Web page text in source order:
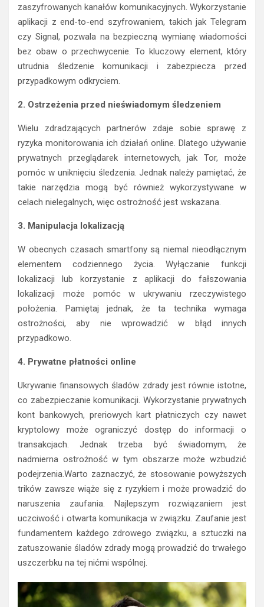
zaszyfrowanych kanałów komunikacyjnych. Wykorzystanie
aplikacji z end-to-end szyfrowaniem, takich jak Telegram
czy Signal, pozwala na bezpieczną wymianę wiadomości
bez obaw o przechwycenie. To kluczowy element, który
utrudnia śledzenie komunikacji i zabezpiecza przed
przypadkowym odkryciem.
2. Ostrzeżenia przed nieświadomym śledzeniem
Wielu zdradzających partnerów zdaje sobie sprawę z
ryzyka monitorowania ich działań online. Dlatego używanie
prywatnych przeglądarek internetowych, jak Tor, może
pomóc w uniknięciu śledzenia. Jednak należy pamiętać, że
takie narzędzia mogą być również wykorzystywane w
celach nielegalnych, więc ostrożność jest wskazana.
3. Manipulacja lokalizacją
W obecnych czasach smartfony są niemal nieodłącznym
elementem codziennego życia. Wyłączanie funkcji
lokalizacji lub korzystanie z aplikacji do fałszowania
lokalizacji może pomóc w ukrywaniu rzeczywistego
położenia. Pamiętaj jednak, że ta technika wymaga
ostrożności, aby nie wprowadzić w błąd innych
przypadkowo.
4. Prywatne płatności online
Ukrywanie finansowych śladów zdrady jest równie istotne,
co zabezpieczanie komunikacji. Wykorzystanie prywatnych
kont bankowych, preriowych kart płatniczych czy nawet
kryptolowy może ograniczyć dostęp do informacji o
transakcjach. Jednak trzeba być świadomym, że
nadmierna ostrożność w tym obszarze może wzbudzić
podejrzenia.Warto zaznaczyć, że stosowanie powyższych
trików zawsze wiąże się z ryzykiem i może prowadzić do
naruszenia zaufania. Najlepszym rozwiązaniem jest
uczciwość i otwarta komunikacja w związku. Zaufanie jest
fundamentem każdego zdrowego związku, a sztuczki na
zatuszowanie śladów zdrady mogą prowadzić do trwałego
uszczerbku na tej nićmi wspólnej.